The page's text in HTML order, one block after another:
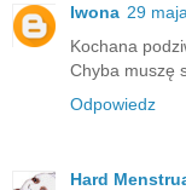
Iwona 29
Kochana
Chyba muszę
Odpowiedz
Hard